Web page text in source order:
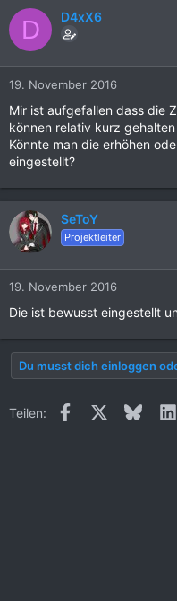
D D4xX6
19. November 2016
Mir ist aufgefallen dass die
können relativ kurz
Könnte man die erhöhen
eingestellt?
SeToY
Projektleiter
19. November 2016
Die ist bewusst eingestellt
Du musst dich einloggen
Teilen: FacebookX (Twitter)